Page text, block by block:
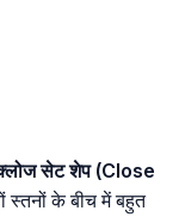
सेट शेप (Close
स्तनों के बीच में बहुत